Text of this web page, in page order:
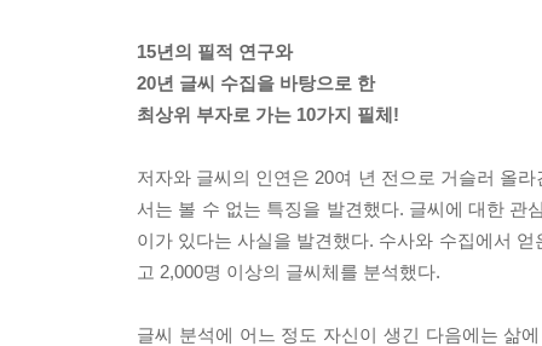
15년의 필적 연구와
20년 글씨 수집을 바탕으로 한
최상위 부자로 가는 10가지 필체!
저자와 글씨의 인연은 20여 년 전으로 거슬러 올
서는 볼 수 없는 특징을 발견했다. 글씨에 대한 관
이가 있다는 사실을 발견했다. 수사와 수집에서
고 2,000명 이상의 글씨체를 분석했다.
글씨 분석에 어느 정도 자신이 생긴 다음에는 삶